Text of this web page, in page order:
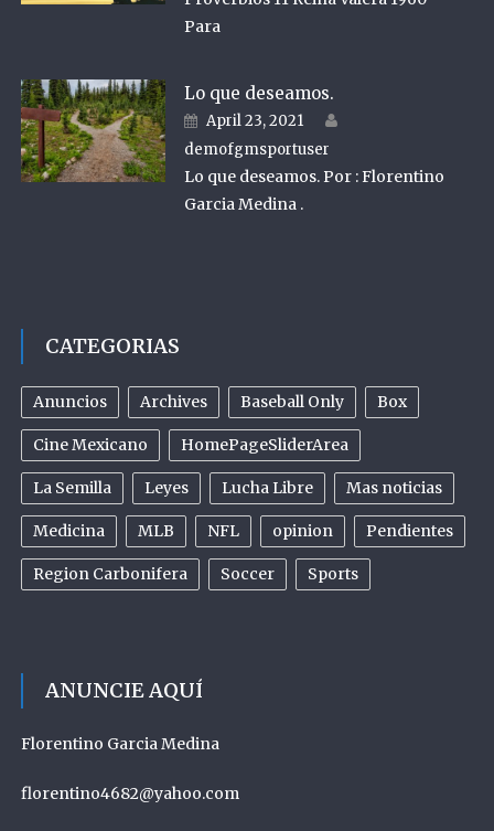
Para
Lo que deseamos.
Posted on
April 23, 2021
demofgmsportuser
Lo que deseamos. Por : Florentino
Garcia Medina .
CATEGORIAS
Anuncios Archives Baseball Only Box
Cine Mexicano HomePageSliderArea
La Semilla Leyes Lucha Libre Mas noticias
Medicina MLB NFL opinion Pendientes
Region Carbonifera Soccer Sports
ANUNCIE AQUÍ
Florentino Garcia Medina
florentino4682@yahoo.com